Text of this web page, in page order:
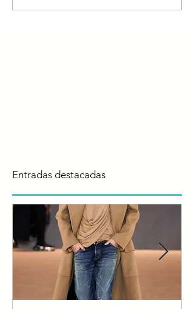
Entradas destacadas